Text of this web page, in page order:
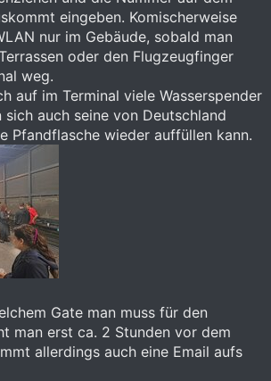
eingeben. Komischerweise
nur im Gebäude, sobald man
oder den Flugzeugfinger
weg.
auf im Terminal viele Wasserspender
auch seine von Deutschland
Pfandflasche wieder auffüllen kann.
Gate man muss für den
man erst ca. 2 Stunden vor dem
allerdings auch eine Email aufs